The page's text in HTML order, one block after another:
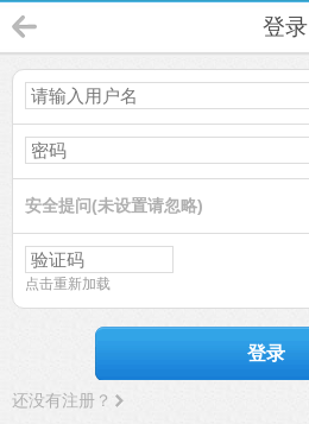
登录
安全提问(未设置请忽略)
点击重新加载
登录
还没有注册？